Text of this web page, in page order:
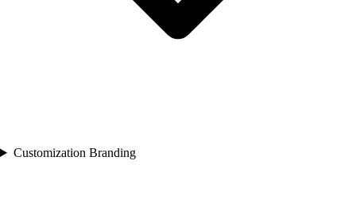
Customization Branding